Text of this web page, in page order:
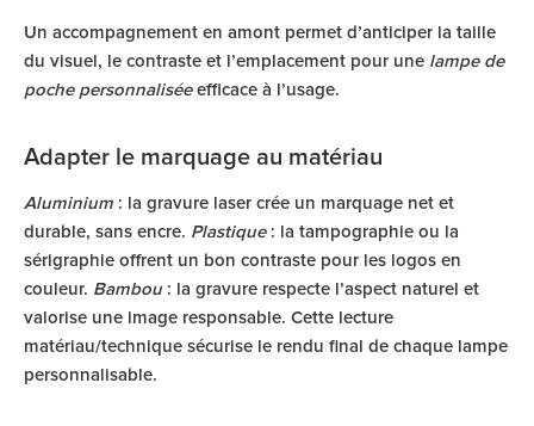
Un accompagnement en amont permet d’anticiper la taille
du visuel, le contraste et l’emplacement pour une lampe de
poche personnaliséeefficace à l’usage.
Adapter le marquage au matériau
Aluminium : la gravure laser crée un marquage net et
durable, sans encre. Plastique: la tampographie ou la
sérigraphie offrent un bon contraste pour les logos en
couleur. Bambou : la gravure respecte l’aspect naturel et
valorise une image responsable. Cette lecture
matériau/technique sécurise le rendu final de chaque lampe
personnalisable.